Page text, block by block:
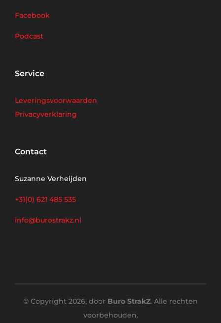
Facebook
Podcast
Service
Leveringsvoorwaarden
Privacyverklaring
Contact
Suzanne Verheijden
+31(0) 621 485 535
info@burostrakz.nl
© Copyright 2026, door Buro StrakZ. Alle rechten
voorbehouden.